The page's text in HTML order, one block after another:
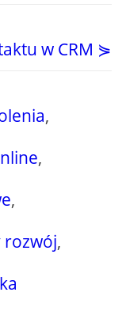
w CRM ⋟
,
,
,
rozwój,